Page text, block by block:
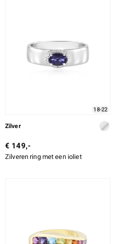
SLIJPVORM
SLIJPVORM EXACT
18-22
Zilver
€ 149,-
Zilveren ring met een ioliet